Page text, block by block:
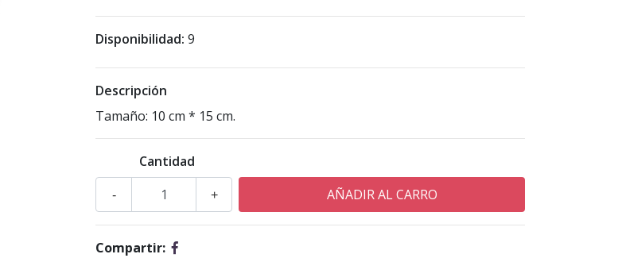
Disponibilidad: 9
Descripción
Tamaño: 10 cm * 15 cm.
Cantidad
+
-
Compartir: